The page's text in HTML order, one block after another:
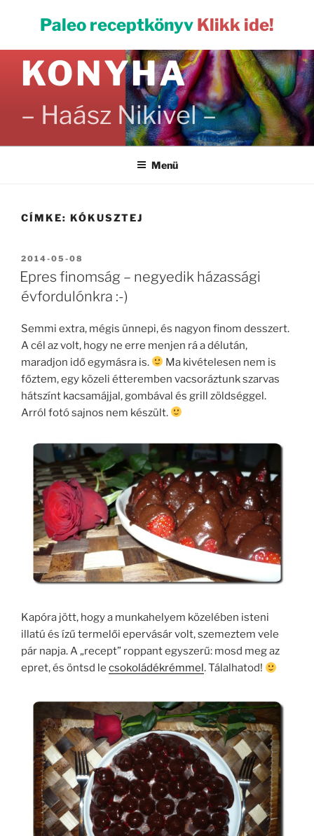
Paleo receptkönyv Klikk ide!
PALEO
KONYHA
– Haász Nikivel –
Menü
CÍMKE: KÓKUSZTEJ
BEKÜLDVE:
2014-05-08
Epres finomság – negyedik házassági
évfordulónkra :-)
Semmi extra, mégis ünnepi, és nagyon finom desszert.
A cél az volt, hogy ne erre menjen rá a délután,
maradjon idő egymásra is.
Ma kivételesen nem is
főztem, egy közeli étteremben vacsoráztunk szarvas
hátszínt kacsamájjal, gombával és grill zöldséggel.
Arról fotó sajnos nem készült.
Kapóra jött, hogy a munkahelyem közelében isteni
illatú és ízű termelői epervásár volt, szemeztem vele
pár napja. A „recept” roppant egyszerű: mosd meg az
epret, és öntsd le csokoládékrémmel. Tálalhatod!